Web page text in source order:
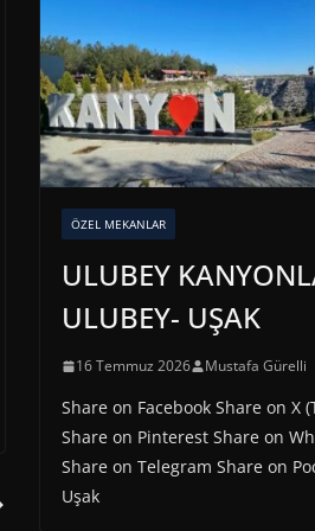
ÖZEL MEKANLAR
ULUBEY
ULUBEY- UŞAK
16 Temmuz 2026 Mustafa Gürelli
Share on Facebook Share on X
Share on Pinterest Share on
Share on Telegram Share on
Uşak